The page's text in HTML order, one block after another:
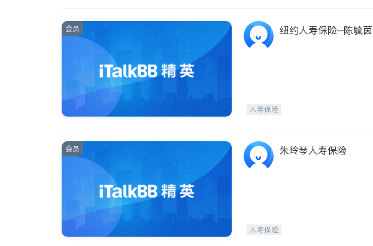
会员 纽约人寿保险─陈毓茵
人寿保险
会员 朱玲琴人寿保险
人寿保险